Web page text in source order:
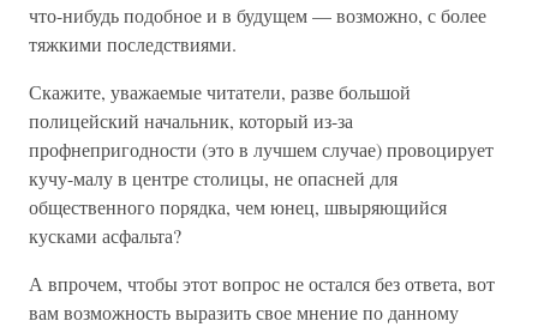
что-нибудь подобное и в будущем — возможно, с более
тяжкими последствиями.
Скажите, уважаемые читатели, разве большой
полицейский начальник, который из-за
профнепригодности (это в лучшем случае) провоцирует
кучу-малу в центре столицы, не опасней для
общественного порядка, чем юнец, швыряющийся
кусками асфальта?
А впрочем, чтобы этот вопрос не остался без ответа, вот
вам возможность выразить свое мнение по данному